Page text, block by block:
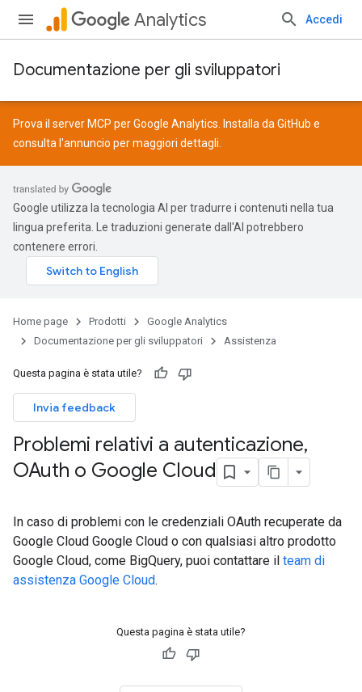
Analytics Accedi
Documentazione per gli sviluppatori
Prova il server MCP per Google Analytics. Installa da GitHub e
consulta l'annuncio per maggiori dettagli.
Google utilizza la tecnologia AI per tradurre i contenuti nella tua
lingua preferita. Le traduzioni generate dall'AI potrebbero
contenere errori.
Home page Prodotti
Google Analytics
Documentazione per gli sviluppatori
Assistenza
Questa pagina è stata utile?
Invia feedback
Problemi relativi a autenticazione,
OAuth o Google Cloud
In caso di problemi con le credenziali OAuth recuperate da
Google Cloud Google Cloud o con qualsiasi altro prodotto
Google Cloud, come BigQuery, puoi contattare il team di
assistenza Google Cloud.
Questa pagina è stata utile?